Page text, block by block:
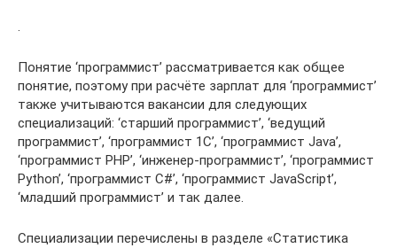
.
Понятие ‘программист’ рассматривается как общее
понятие, поэтому при расчёте зарплат для ‘программист’
также учитываются вакансии для следующих
специализаций: ‘старший программист’, ‘ведущий
программист’, ‘программист 1С’, ‘программист Java’,
‘программист PHP’, ‘инженер-программист’, ‘программист
Python’, ‘программист C#’, ‘программист JavaScript’,
‘младший программист’ и так далее.
Специализации перечислены в разделе «Статистика